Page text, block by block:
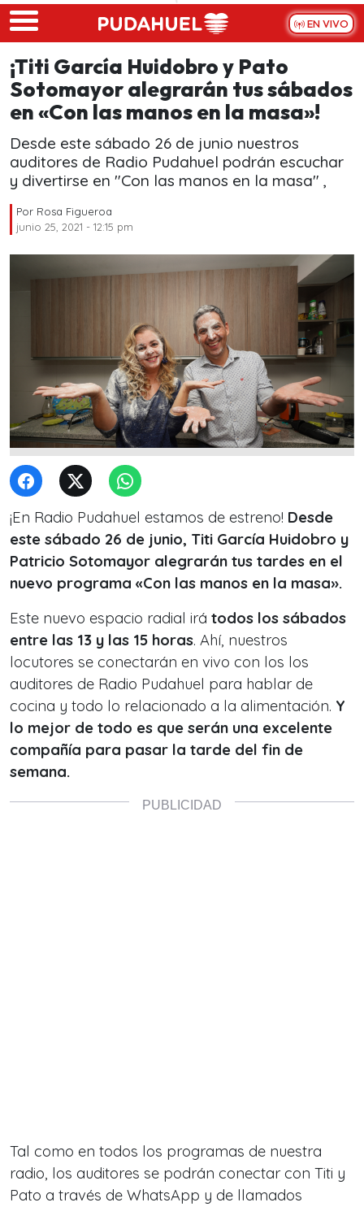
Skip to main content
EN VIVO
¡Titi García Huidobro y Pato
Sotomayor alegrarán tus sábados
en «Con las manos en la masa»!
Desde este sábado 26 de junio nuestros
auditores de Radio Pudahuel podrán escuchar
y divertirse en "Con las manos en la masa" ,
Por Rosa Figueroa
junio 25, 2021 - 12:15 pm
¡En Radio Pudahuel estamos de estreno! Desde
este sábado 26 de junio, Titi García Huidobro y
Patricio Sotomayor alegrarán tus tardes en el
nuevo programa «Con las manos en la masa».
Este nuevo espacio radial irá todos los sábados
entre las 13 y las 15 horas. Ahí, nuestros
locutores se conectarán en vivo con los los
auditores de Radio Pudahuel para hablar de
cocina y todo lo relacionado a la alimentación. Y
lo mejor de todo es que serán una excelente
compañía para pasar la tarde del fin de
semana.
Tal como en todos los programas de nuestra
radio, los auditores se podrán conectar con Titi y
Pato a través de WhatsApp y de llamados